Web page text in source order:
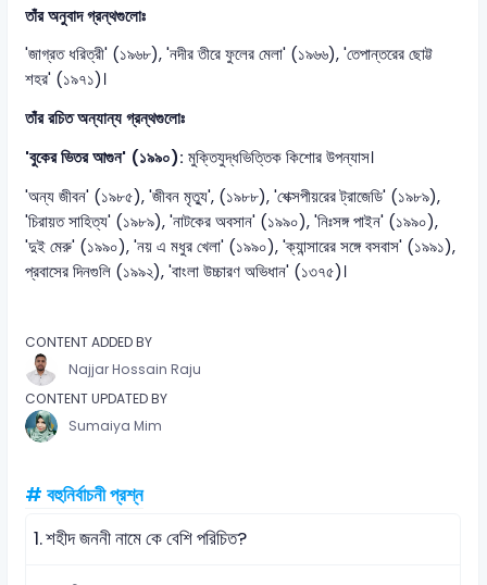
তাঁর অনুবাদ গ্রন্থগুলোঃ
'জাগ্রত ধরিত্রী' (১৯৬৮), 'নদীর তীরে ফুলের মেলা' (১৯৬৬), 'তেপান্তরের ছোট্ট
শহর' (১৯৭১)।
তাঁর রচিত অন্যান্য গ্রন্থগুলোঃ
'বুকের ভিতর আগুন' (১৯৯০):মুক্তিযুদ্ধভিত্তিক কিশোর উপন্যাস।
'অন্য জীবন' (১৯৮৫), 'জীবন মৃত্যু', (১৯৮৮), 'শেক্সপীয়রের ট্রাজেডি' (১৯৮৯),
'চিরায়ত সাহিত্য' (১৯৮৯), 'নাটকের অবসান' (১৯৯০), 'নিঃসঙ্গ পাইন' (১৯৯০),
'দুই মেরু' (১৯৯০), 'নয় এ মধুর খেলা' (১৯৯০), 'ক্যান্সারের সঙ্গে বসবাস' (১৯৯১),
প্রবাসের দিনগুলি (১৯৯২), 'বাংলা উচ্চারণ অভিধান' (১৩৭৫)।
CONTENT ADDED BY
Najjar Hossain Raju
CONTENT UPDATED BY
Sumaiya Mim
# বহুনির্বাচনী প্রশ্ন
1.শহীদ জননী নামে কে বেশি পরিচিত?